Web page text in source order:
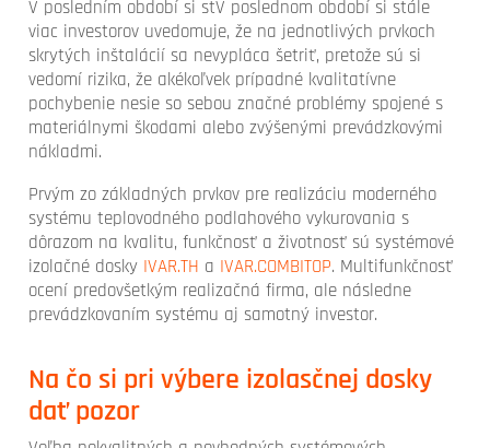
V posledním období si stV poslednom období si stále
viac investorov uvedomuje, že na jednotlivých prvkoch
skrytých inštalácií sa nevypláca šetriť, pretože sú si
vedomí rizika, že akékoľvek prípadné kvalitatívne
pochybenie nesie so sebou značné problémy spojené s
materiálnymi škodami alebo zvýšenými prevádzkovými
nákladmi.
Prvým zo základných prvkov pre realizáciu moderného
systému teplovodného podlahového vykurovania s
dôrazom na kvalitu, funkčnosť a životnosť sú systémové
izolačné dosky IVAR.TH a IVAR.COMBITOP. Multifunkčnosť
ocení predovšetkým realizačná firma, ale následne
prevádzkovaním systému aj samotný investor.
Na čo si pri výbere izolasčnej dosky
dať pozor